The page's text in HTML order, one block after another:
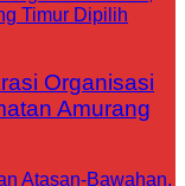
Organisasi
Amurang